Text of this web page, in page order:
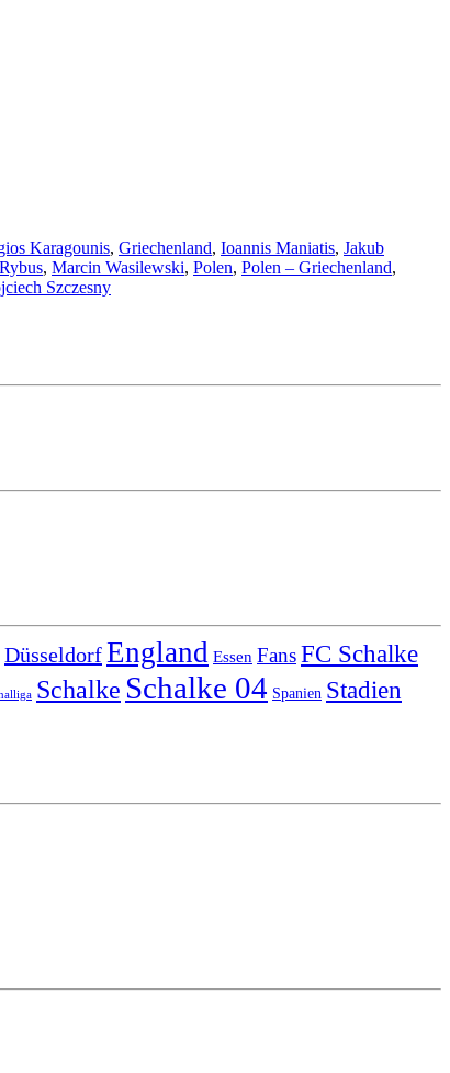
Karagounis, Griechenland, Ioannis Maniatis, Jakub
, Marcin Wasilewski, Polen, Polen – Griechenland,
Szczesny
DüsseldorfEngland Essen FansFC Schalke
Schalke Schalke 04 Spanien Stadien